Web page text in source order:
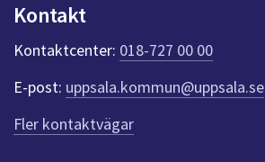
k
t
e
r
f
ö
r
Kontakt
Kontaktcenter: 018-727 00 00
E-post: uppsala.kommun@uppsala.se
Fler kontaktvägar